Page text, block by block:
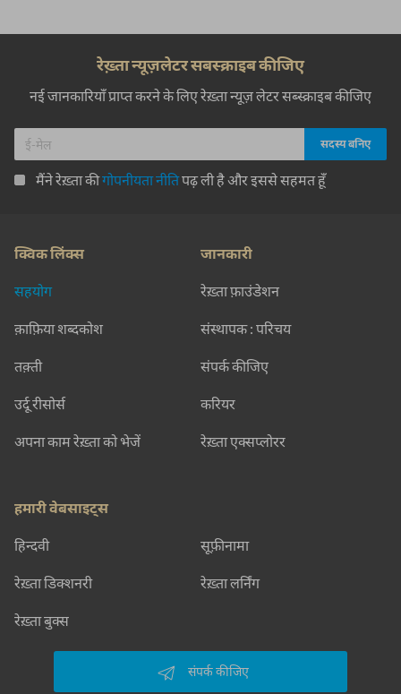
रेख़्ता न्यूज़लेटर सबस्क्राइब कीजिए
नई जानकारियाँ प्राप्त करने के लिए रेख़्ता न्यूज़ लेटर सब्स्क्राइब कीजिए
मैंने रेख़्ता कीगोपनीयता नीतिपढ़ ली है और इससे सहमत हूँ
क्विक लिंक्स
सहयोग
क़ाफ़िया शब्दकोश
तक़्ती
उर्दू रीसोर्स
अपना काम रेख़्ता को भेजें
जानकारी
रेख़्ता फ़ाउंडेशन
संस्थापक : परिचय
संपर्क कीजिए
करियर
रेख़्ता एक्सप्लोरर
हमारी वेबसाइट्स
हिन्दवी सूफ़ीनामा
रेख़्ता डिक्शनरी रेख़्ता लर्निंग
रेख़्ता बुक्स
संपर्क कीजिए